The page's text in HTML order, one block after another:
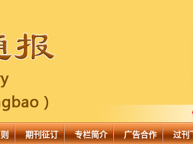
期刊征订 专栏简介 广告合作 过刊